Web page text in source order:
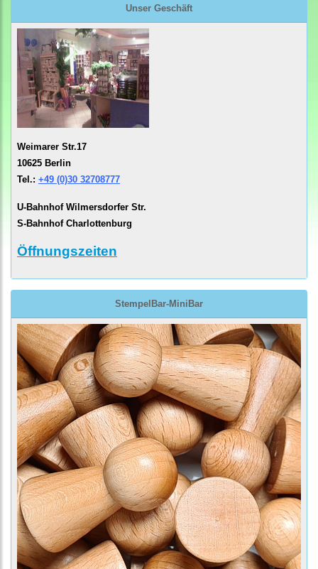
Unser Geschäft
Weimarer Str.17
10625 Berlin
Tel.: +49 (0)30 32708777
U-Bahnhof Wilmersdorfer Str.
S-Bahnhof Charlottenburg
Öffnungszeiten
StempelBar-MiniBar